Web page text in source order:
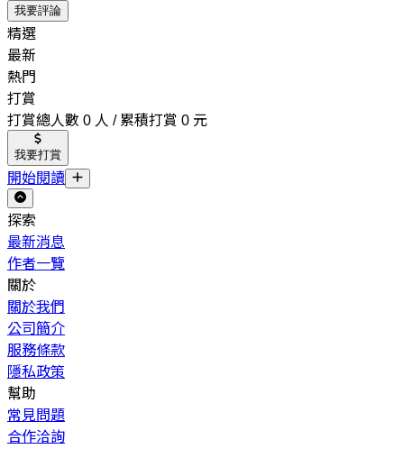
我要評論
精選
最新
熱門
打賞
打賞總人數 0 人 / 累積打賞 0 元
我要打賞
開始閱讀
探索
最新消息
作者一覽
關於
關於我們
公司簡介
服務條款
隱私政策
幫助
常見問題
合作洽詢